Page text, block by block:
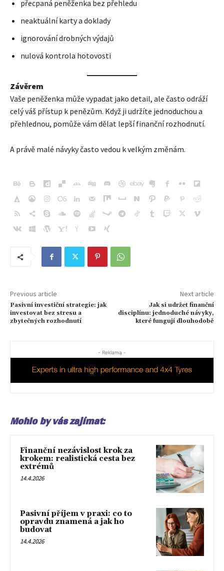
přecpaná peněženka bez přehledu
neaktuální karty a doklady
ignorování drobných výdajů
nulová kontrola hotovosti
Závěrem
Vaše peněženka může vypadat jako detail, ale často odráží
celý váš přístup k penězům. Když ji udržíte jednoduchou a
přehlednou, pomůže vám dělat lepší finanční rozhodnutí.
A právě malé návyky často vedou k velkým změnám.
Previous article
Pasivní investiční strategie: jak
investovat bez stresu a
zbytečných rozhodnutí
Next article
Jak si udržet finanční
disciplínu: jednoduché návyky,
které fungují dlouhodobě
- Reklama -
Mohlo by vás zajímat:
Finanční nezávislost krok za
krokem: realistická cesta bez
extrémů
14.4.2026
Pasivní příjem v praxi: co to
opravdu znamená a jak ho
budovat
14.4.2026